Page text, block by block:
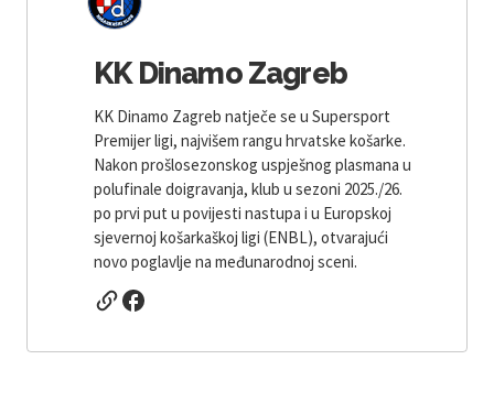
KK Dinamo Zagreb
KK Dinamo Zagreb natječe se u Supersport
Premijer ligi, najvišem rangu hrvatske košarke.
Nakon prošlosezonskog uspješnog plasmana u
polufinale doigravanja, klub u sezoni 2025./26.
po prvi put u povijesti nastupa i u Europskoj
sjevernoj košarkaškoj ligi (ENBL), otvarajući
novo poglavlje na međunarodnoj sceni.